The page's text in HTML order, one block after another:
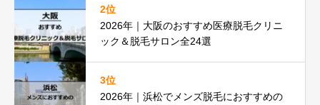
2位
2026年｜大阪のおすすめ医療脱毛クリニ
ック＆脱毛サロン全24選
3位
2026年｜浜松でメンズ脱毛におすすめの